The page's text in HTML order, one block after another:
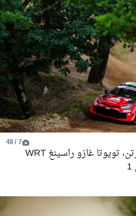
7 / 48
إلفين إيفانز، سكوت مارتن، تويوتا غازو راسينغ WRT